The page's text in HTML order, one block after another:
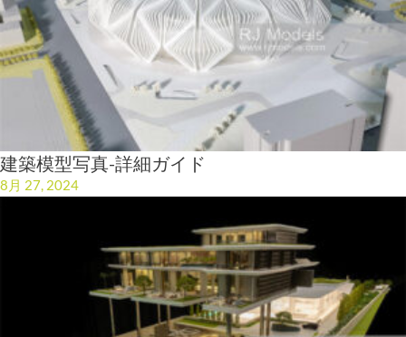
建築模型写真-詳細ガイド
8月 27, 2024